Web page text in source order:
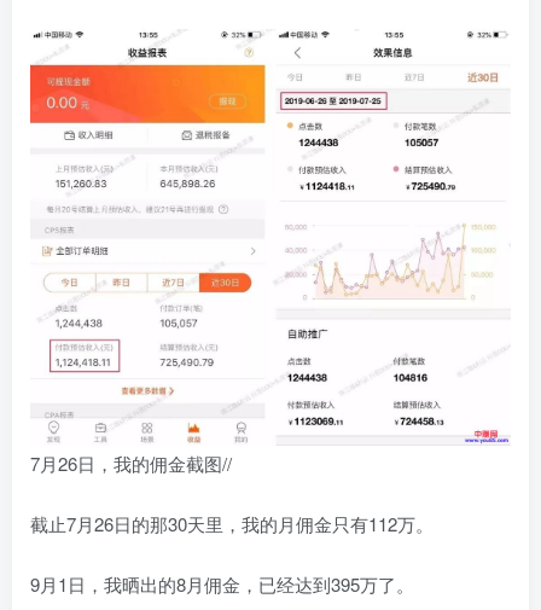
7月26日，我的佣金截图//
截止7月26日的那30天里，我的月佣金只有112万。
9月1日，我晒出的8月佣金，已经达到395万了。